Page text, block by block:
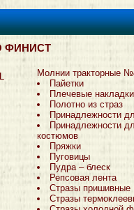
ФИНИСТ
Молнии тракторные
Пайетки
Плечевые накладки
Полотно из страз
Принадлежности
Принадлежности
костюмов
Пряжки
Пуговицы
Пудра – блеск
Репсовая лента
Стразы пришивные
Стразы